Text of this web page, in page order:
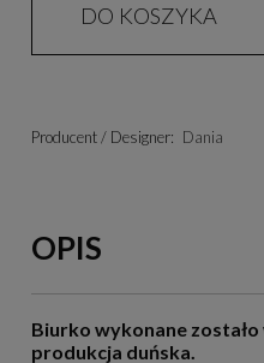
DO KOSZYKA
Producent / Designer: Dania
OPIS
Biurko wykonane
produkcja duńska.